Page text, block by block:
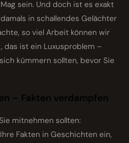
sein. Und doch ist es exakt
in schallendes Gelächter
so viel Arbeit können wir
das ist ein Luxusproblem –
kümmern sollten, bevor Sie
– Fakten verdampfen
Fakten in Geschichten ein,